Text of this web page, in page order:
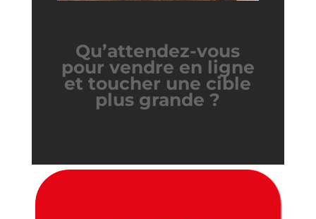
Qu’attendez-vous
pour vendre en ligne
et toucher une cible
plus grande ?